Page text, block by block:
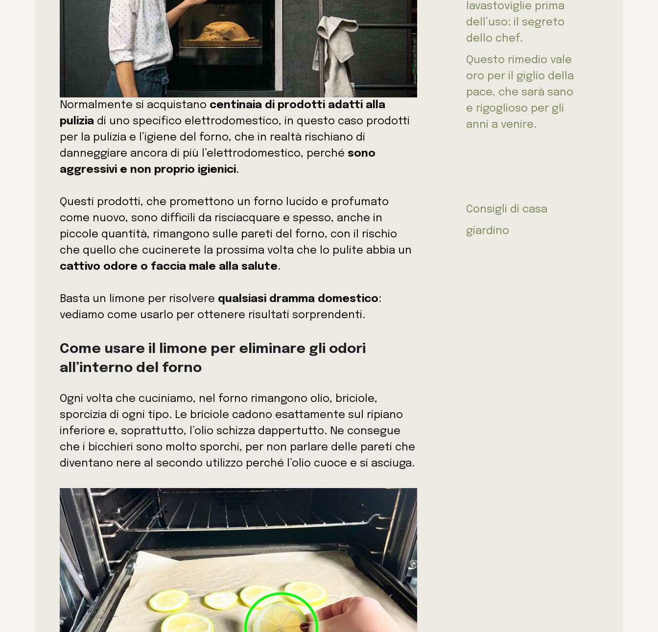
Normalmente si acquistano centinaia di prodotti adatti alla
pulizia di uno specifico elettrodomestico, in questo caso prodotti
per la pulizia e l’igiene del forno, che in realtà rischiano di
danneggiare ancora di più l’elettrodomestico, perché sono
aggressivi e non proprio igienici.
Questi prodotti, che promettono un forno lucido e profumato
come nuovo, sono difficili da risciacquare e spesso, anche in
piccole quantità, rimangono sulle pareti del forno, con il rischio
che quello che cucinerete la prossima volta che lo pulite abbia un
cattivo odore o faccia male alla salute.
Basta un limone per risolvere qualsiasi dramma domestico:
vediamo come usarlo per ottenere risultati sorprendenti.
Come usare il limone per eliminare gli odori
all’interno del forno
Ogni volta che cuciniamo, nel forno rimangono olio, briciole,
sporcizia di ogni tipo. Le briciole cadono esattamente sul ripiano
inferiore e, soprattutto, l’olio schizza dappertutto. Ne consegue
che i bicchieri sono molto sporchi, per non parlare delle pareti che
diventano nere al secondo utilizzo perché l’olio cuoce e si asciuga.
lavastoviglie prima
dell’uso: il segreto
dello chef.
Questo rimedio vale
oro per il giglio della
pace, che sarà sano
e rigoglioso per gli
anni a venire.
Consigli di casa
giardino